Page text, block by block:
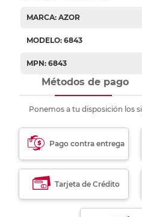
MARCA: AZOR
MODELO: 6843
MPN: 6843
Métodos de pago
Ponemos a tu disposición los
Pago contra entrega
Tarjeta de Crédito